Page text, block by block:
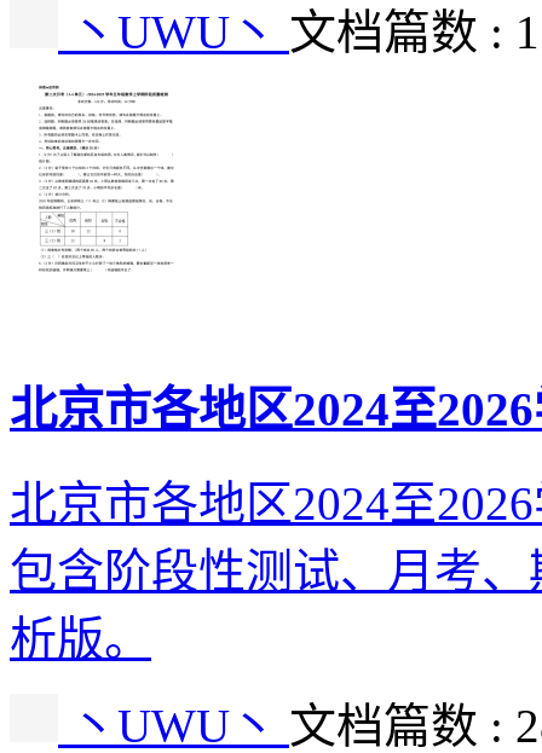
丶UWU丶 文档篇数 :
北京市各地区2024至
北京市各地区2024至
包含阶段性测试、月考
析版。
丶UWU丶 文档篇数 :